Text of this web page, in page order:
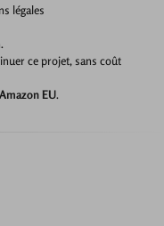
légales
ce projet, sans coût
EU.